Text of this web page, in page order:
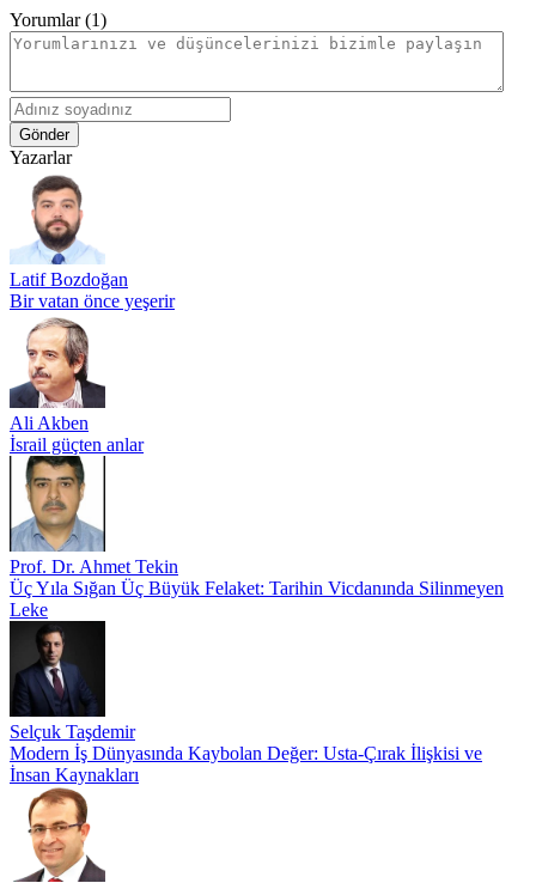
Yorumlar (1)
Gönder
Yazarlar
Latif Bozdoğan
Bir vatan önce yeşerir
Ali Akben
İsrail güçten anlar
Prof. Dr. Ahmet Tekin
Üç Yıla Sığan Üç Büyük Felaket: Tarihin Vicdanında Silinmeyen
Leke
Selçuk Taşdemir
Modern İş Dünyasında Kaybolan Değer: Usta-Çırak İlişkisi ve
İnsan Kaynakları